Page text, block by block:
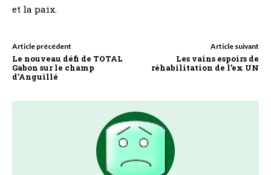
et la paix.
Article précédent
Le nouveau défi de TOTAL
Gabon sur le champ
d’Anguillé
Article suivant
Les vains espoirs de
réhabilitation de l’ex UN